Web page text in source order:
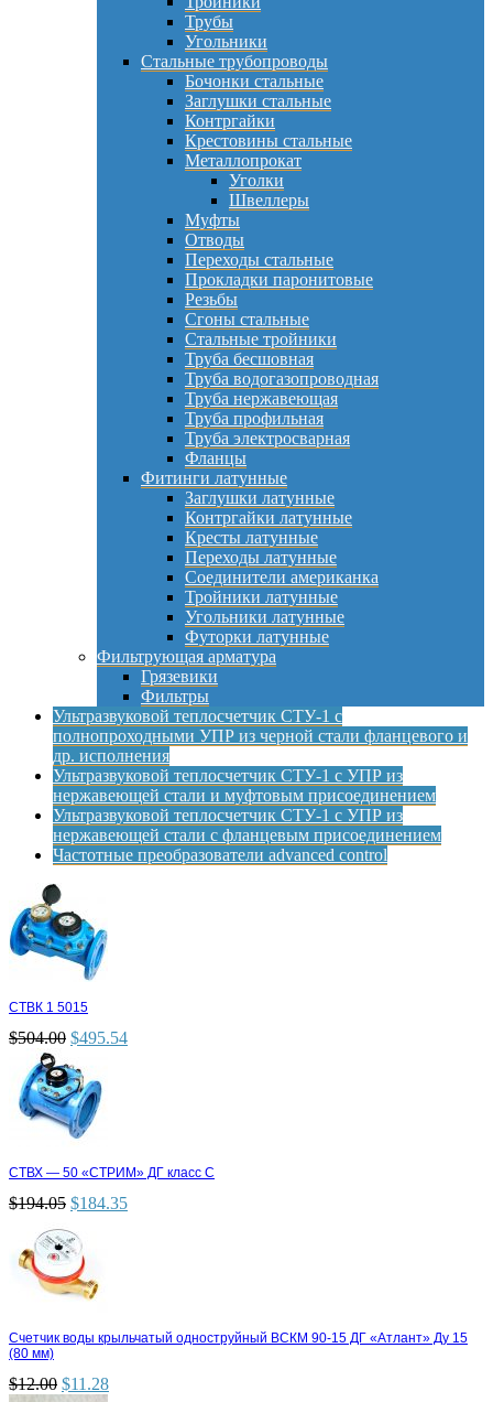
Трубы
Угольники
Стальные трубопроводы
Бочонки стальные
Заглушки стальные
Контргайки
Крестовины стальные
Металлопрокат
Уголки
Швеллеры
Муфты
Отводы
Переходы стальные
Прокладки паронитовые
Резьбы
Сгоны стальные
Стальные тройники
Труба бесшовная
Труба водогазопроводная
Труба нержавеющая
Труба профильная
Труба электросварная
Фланцы
Фитинги латунные
Заглушки латунные
Контргайки латунные
Кресты латунные
Переходы латунные
Соединители американка
Тройники латунные
Угольники латунные
Футорки латунные
Фильтрующая арматура
Грязевики
Фильтры
Ультразвуковой теплосчетчик СТУ-1 с
полнопроходными УПР из черной стали фланцевого и
др. исполнения
Ультразвуковой теплосчетчик СТУ-1 с УПР из
нержавеющей стали и муфтовым присоединением
Ультразвуковой теплосчетчик СТУ-1 с УПР из
нержавеющей стали с фланцевым присоединением
Частотные преобразователи advanced control
СТВК 1 5015
$504.00 $495.54
СТВХ — 50 «СТРИМ» ДГ класс С
$194.05 $184.35
Счетчик воды крыльчатый одноструйный ВСКМ 90-15 ДГ «Атлант» Ду 15
(80 мм)
$12.00 $11.28